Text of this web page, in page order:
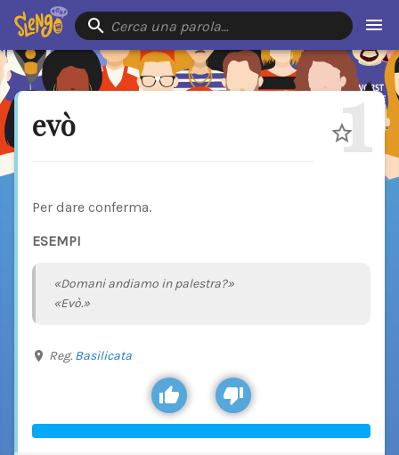
Cerca una parola…
evò 1
Per dare conferma.
ESEMPI
«Domani andiamo in palestra?»
«Evò.»
Reg. Basilicata